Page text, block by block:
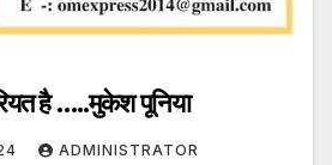
है …..मुकेश पूनिया
ADMINISTRATOR